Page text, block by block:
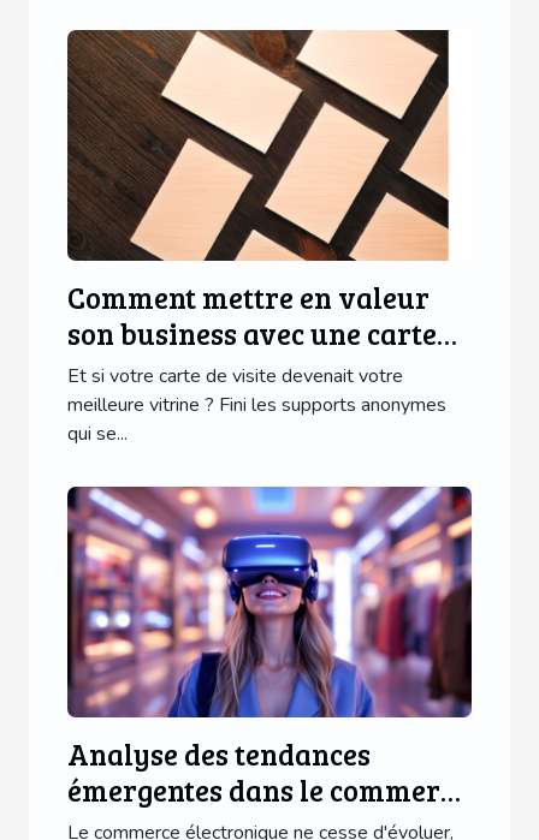
Comment mettre en valeur
son business avec une carte
de visite en bois ?
Et si votre carte de visite devenait votre
meilleure vitrine ? Fini les supports anonymes
qui se...
Analyse des tendances
émergentes dans le commerce
électronique pour 2023
Le commerce électronique ne cesse d'évoluer,